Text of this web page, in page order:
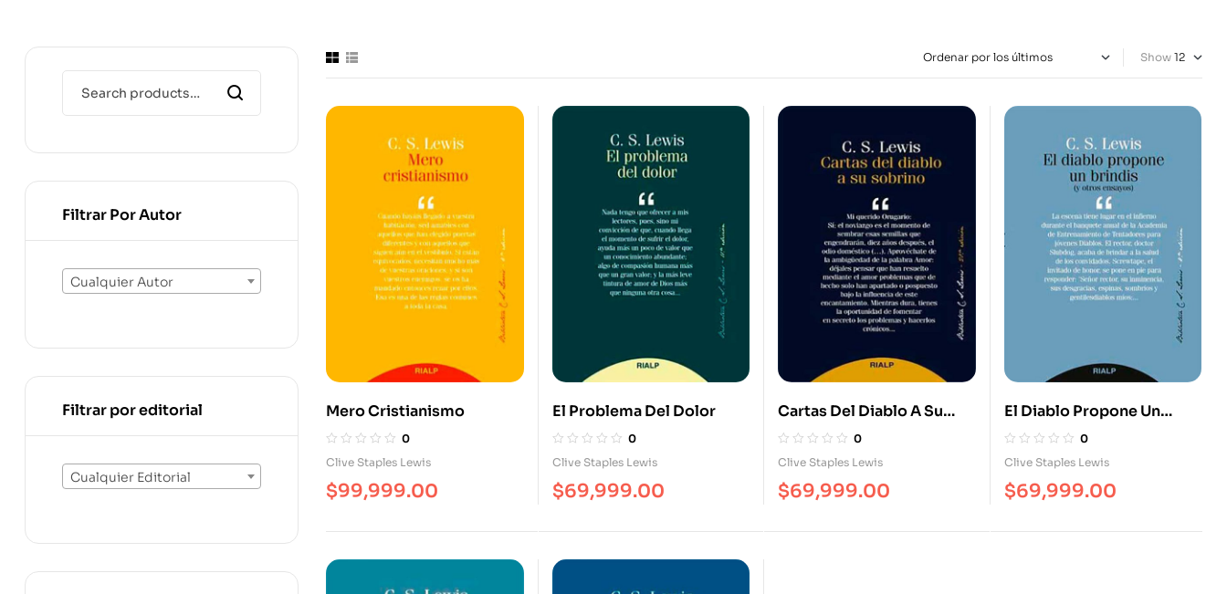
Show
Mero Cristianismo
0
Clive Staples Lewis
$99,999.00
El Problema Del Dolor
0
Clive Staples Lewis
$69,999.00
Cartas Del Diablo A Su
Sobrino
0
Clive Staples Lewis
$69,999.00
El Diablo Propone Un
Brindis
0
Clive Staples Lewis
$69,999.00
Filtrar Por Autor
Cualquier Autor
Filtrar por editorial
Cualquier Editorial